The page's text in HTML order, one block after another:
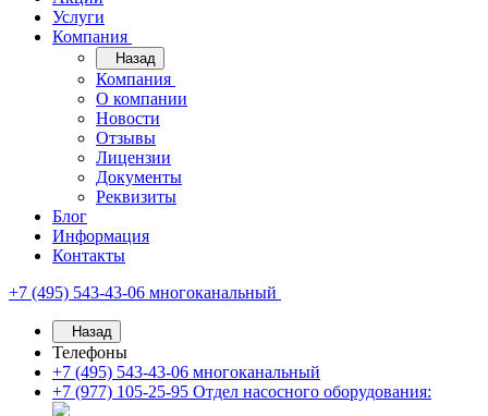
Услуги
Компания
Назад
Компания
О компании
Новости
Отзывы
Лицензии
Документы
Реквизиты
Блог
Информация
Контакты
+7 (495) 543-43-06 многоканальный
Назад
Телефоны
+7 (495) 543-43-06 многоканальный
+7 (977) 105-25-95 Отдел насосного оборудования: